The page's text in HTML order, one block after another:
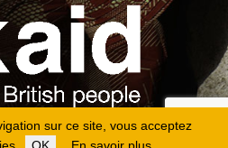
sur ce site, vous acceptez